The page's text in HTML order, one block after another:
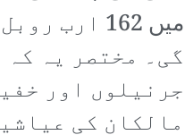
میں 162
گی۔ مختصر یہ
جرنیلوں اور
مالکان کی